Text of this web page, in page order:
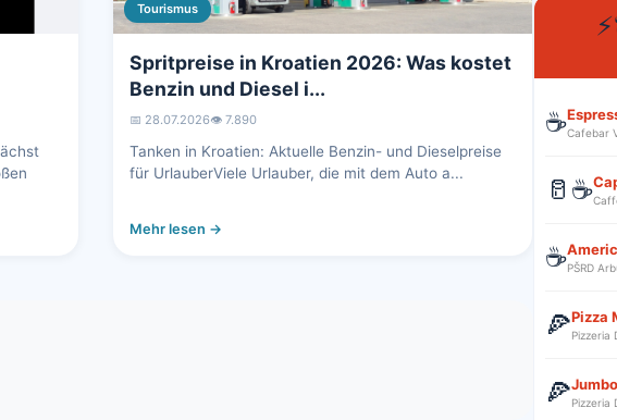
Tourismus
Spritpreise in Kroatien 2026: Was kostet
Benzin und Diesel i...
📅 28.07.2026👁️ 7.890
Tanken in Kroatien: Aktuelle Benzin- und Dieselpreise
für UrlauberViele Urlauber, die mit dem Auto a...
Mehr lesen →
☕Cafebar
🥛☕
☕PŠRD
🍕Pizza
Pizzeria
🍕Pizzeria